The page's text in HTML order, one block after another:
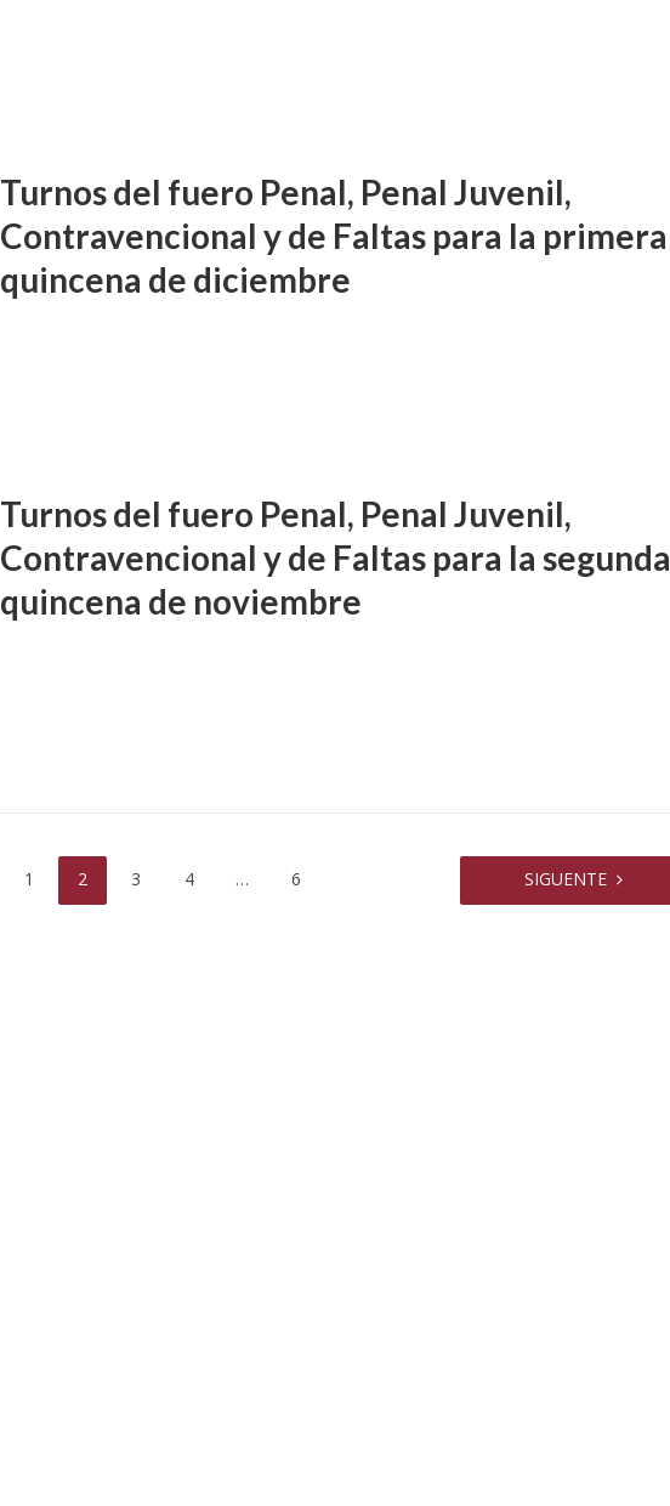
Turnos del fuero Penal, Penal Juvenil,
Contravencional y de Faltas para la primera
quincena de diciembre
Turnos del fuero Penal, Penal Juvenil,
Contravencional y de Faltas para la segunda
quincena de noviembre
1 2 3 4 … 6 SIGUENTE